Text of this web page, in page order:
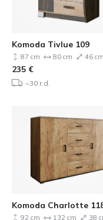
Komoda Tivlue 109
87 cm 80 cm 46 cm
235 €
~30 r.d.
Komoda Charlotte
92 cm 132 cm 38